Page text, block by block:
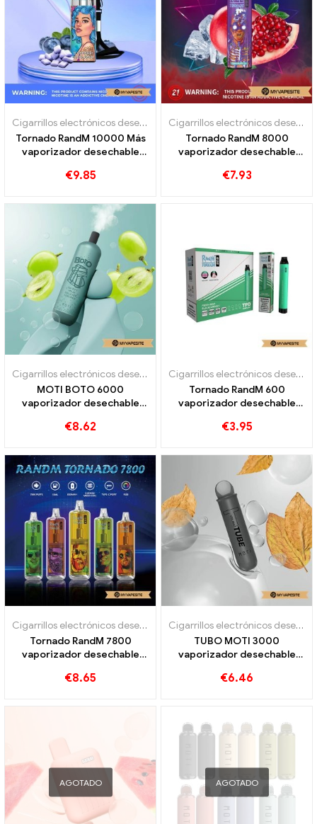
Cigarrillos electrónicos desechables
Tornado RandM 10000 Más
vaporizador desechable
€9.85
Cigarrillos electrónicos desechables
Tornado RandM 8000
vaporizador desechable
€7.93
Cigarrillos electrónicos desechables ,Cigarrillos electrónicos
MOTI BOTO 6000
vaporizador desechable
€8.62
Cigarrillos electrónicos desechables
Tornado RandM 600
vaporizador desechable
€3.95
Cigarrillos electrónicos desechables
Tornado RandM 7800
vaporizador desechable
€8.65
Cigarrillos electrónicos desechables
TUBO MOTI 3000
vaporizador desechable
€6.46
AGOTADO AGOTADO